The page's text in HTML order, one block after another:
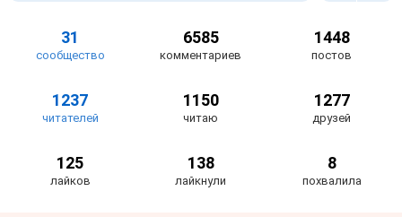
31
сообщество
6585
комментариев
1448
постов
1237
читателей
1150
читаю
1277
друзей
125
лайков
138
лайкнули
8
похвалила